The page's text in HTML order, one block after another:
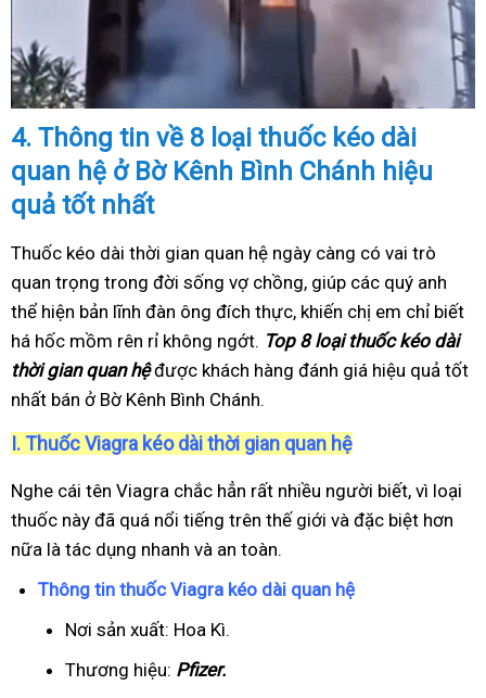
4. Thông tin về 8 loại thuốc kéo dài
quan hệ ở Bờ Kênh Bình Chánh hiệu
quả tốt nhất
Thuốc kéo dài thời gian quan hệ ngày càng có vai trò
quan trọng trong đời sống vợ chồng, giúp các quý anh
thể hiện bản lĩnh đàn ông đích thực, khiến chị em chỉ biết
há hốc mồm rên rỉ không ngớt. Top 8 loại thuốc kéo dài
thời gian quan hệđược khách hàng đánh giá hiệu quả tốt
nhất bán ở Bờ Kênh Bình Chánh.
I. Thuốc Viagra kéo dài thời gian quan hệ
Nghe cái tên Viagra chắc hẳn rất nhiều người biết, vì loại
thuốc này đã quá nổi tiếng trên thế giới và đặc biệt hơn
nữa là tác dụng nhanh và an toàn.
Thông tin thuốc Viagra kéo dài quan hệ
Nơi sản xuất: Hoa Kì.
Thương hiệu: Pfizer.